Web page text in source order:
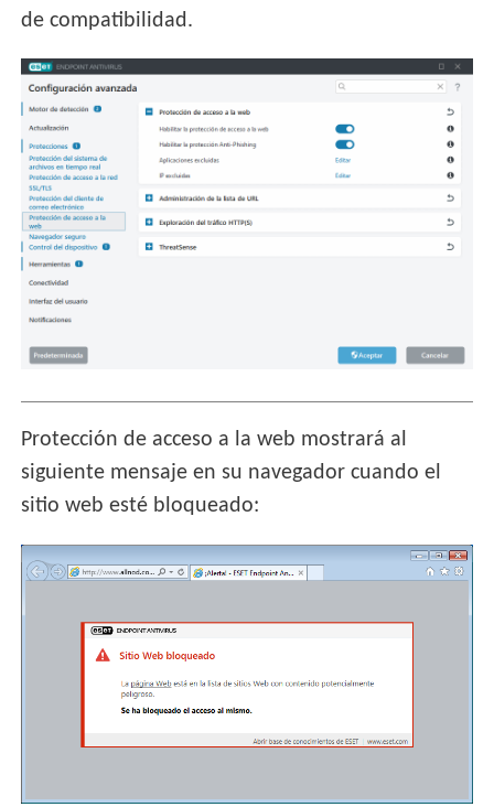
de compatibilidad.
Protección de acceso a la web mostrará al
siguiente mensaje en su navegador cuando el
sitio web esté bloqueado: